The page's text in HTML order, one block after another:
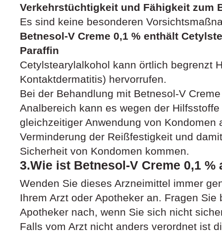
Verkehrstüchtigkeit und Fähigkeit zum
Es sind keine besonderen
Betnesol-V Creme 0,1 % enthält
Paraffin
Cetylstearylalkohol kann örtlich begrenzt
Kontaktdermatitis) hervorrufen.
Bei der Behandlung mit Betnesol-V
Analbereich kann es wegen der
gleichzeitiger Anwendung von Kondomen
Verminderung der Reißfestigkeit und
Sicherheit von Kondomen kommen.
3.Wie ist Betnesol-V Creme 0,1 %
Wenden Sie dieses Arzneimittel immer
Ihrem Arzt oder Apotheker an. Fragen Sie
Apotheker nach, wenn Sie sich nicht
Falls vom Arzt nicht anders verordnet ist